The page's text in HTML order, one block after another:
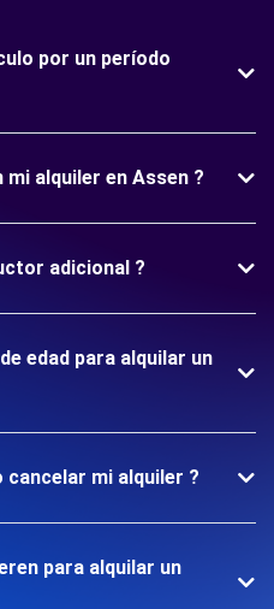
por un período
alquiler en Assen ?
adicional ?
edad para alquilar un
mi alquiler ?
para alquilar un